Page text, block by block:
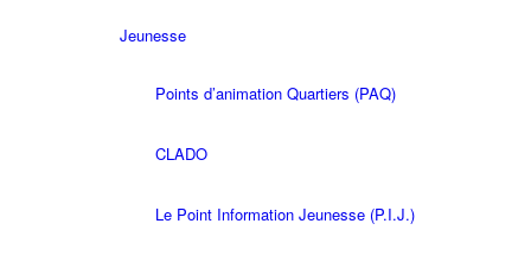
Jeunesse
Points d’animation Quartiers (PAQ)
CLADO
Le Point Information Jeunesse (P.I.J.)